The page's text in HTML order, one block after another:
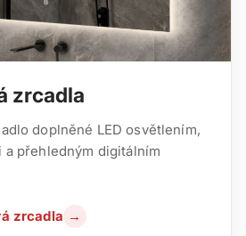
zrcadla
doplněné LED osvětlením,
přehledným digitálním
zrcadla →